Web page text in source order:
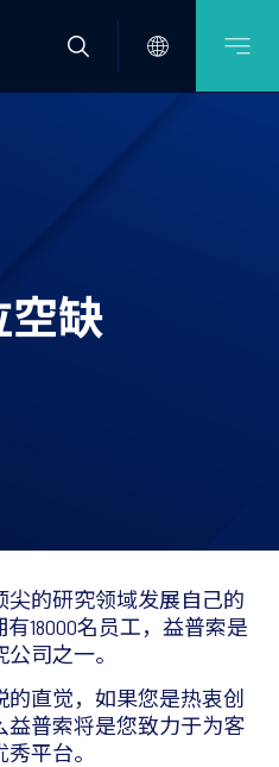
空缺
的研究领域发展自己的
18000名员工，益普索是
司之一。
直觉，如果您是热衷创
益普索将是您致力于为客
平台。